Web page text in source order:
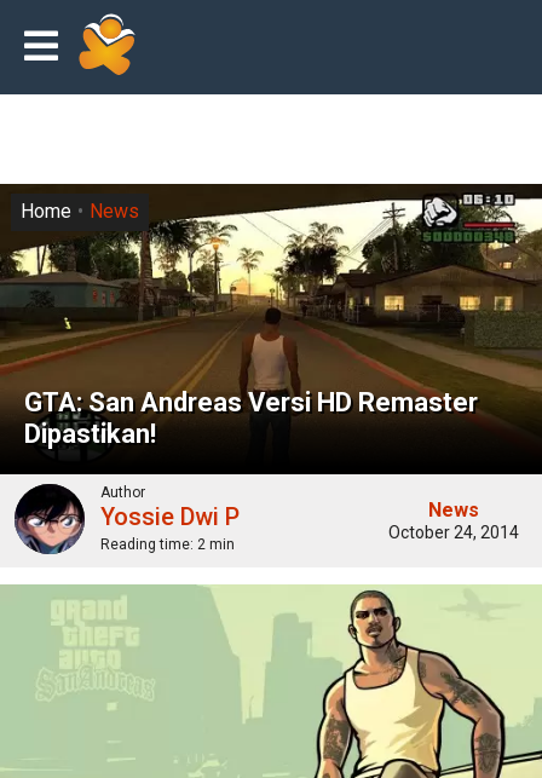
GTA: San Andreas Versi HD Remaster
Dipastikan!
Home News
Author
Yossie Dwi P
Reading time: 2 min
News
October 24, 2014